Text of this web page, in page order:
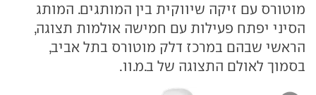
מוטורס עם זיקה שיווקית בין המותגים. המותג
הסיני יפתח פעילות עם חמישה אולמות תצוגה,
הראשי שבהם במרכז דלק מוטורס בתל אביב,
בסמוך לאולם התצוגה של ב.מ.וו.